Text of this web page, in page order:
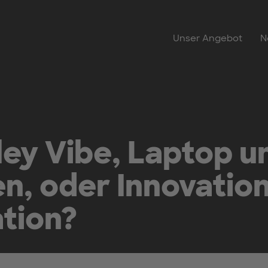
Unser Angebot
Vibe, Laptop
oder